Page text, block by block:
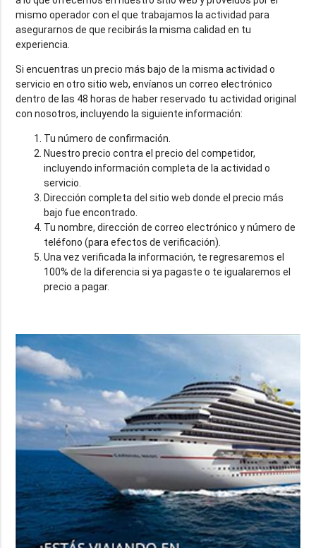
mismo operador con el que trabajamos la actividad para
asegurarnos de que recibirás la misma calidad en tu
experiencia.
Si encuentras un precio más bajo de la misma actividad o
servicio en otro sitio web, envíanos un correo electrónico
dentro de las 48 horas de haber reservado tu actividad original
con nosotros, incluyendo la siguiente información:
Tu número de confirmación.
Nuestro precio contra el precio del competidor,
incluyendo información completa de la actividad o
servicio.
Dirección completa del sitio web donde el precio más
bajo fue encontrado.
Tu nombre, dirección de correo electrónico y número de
teléfono (para efectos de verificación).
Una vez verificada la información, te regresaremos el
100% de la diferencia si ya pagaste o te igualaremos el
precio a pagar.